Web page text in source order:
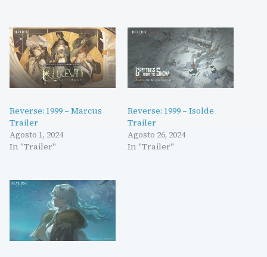
Reverse: 1999 – Marcus
Trailer
Agosto 1, 2024
In "Trailer"
Reverse: 1999 – Isolde
Trailer
Agosto 26, 2024
In "Trailer"